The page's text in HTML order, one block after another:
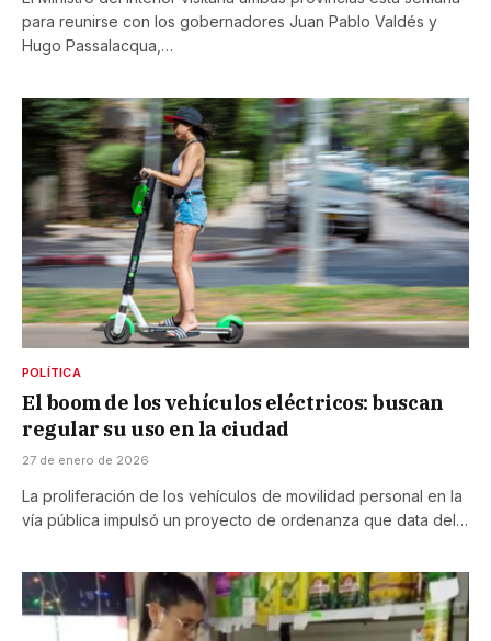
para reunirse con los gobernadores Juan Pablo Valdés y
Hugo Passalacqua,…
POLÍTICA
El boom de los vehículos eléctricos: buscan
regular su uso en la ciudad
27 de enero de 2026
La proliferación de los vehículos de movilidad personal en la
vía pública impulsó un proyecto de ordenanza que data del…